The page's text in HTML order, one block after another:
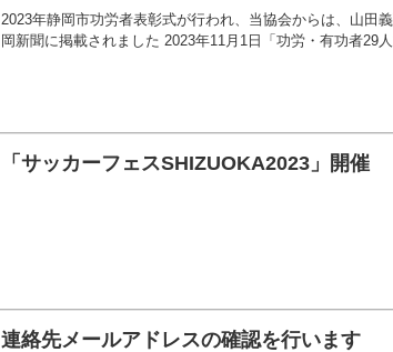
2023年静岡市功労者表彰式が行われ、当協会からは、山田
岡新聞に掲載されました 2023年11月1日「功労・有功者29人
「サッカーフェスSHIZUOKA2023」開催
連絡先メールアドレスの確認を行います